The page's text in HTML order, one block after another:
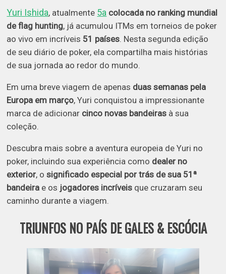
Yuri Ishida, atualmente 5a colocada no ranking mundial
de flag hunting, já acumulou ITMs em torneios de poker
ao vivo em incríveis 51 países. Nesta segunda edição
de seu diário de poker, ela compartilha mais histórias
de sua jornada ao redor do mundo.
Em uma breve viagem de apenas duas semanas pela
Europa em março, Yuri conquistou a impressionante
marca de adicionar cinco novas bandeiras à sua
coleção.
Descubra mais sobre a aventura europeia de Yuri no
poker, incluindo sua experiência como dealer no
exterior, osignificado especial por trás de sua 51ª
bandeira e os jogadores incríveis que cruzaram seu
caminho durante a viagem.
TRIUNFOS NO PAÍS DE GALES & ESCÓCIA